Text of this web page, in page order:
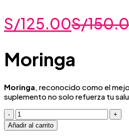
S/125.00S/
Moringa
Moringa, reconocido como el
suplemento no solo refuerza tu
Moringa
cantidad
Añadir al carrito